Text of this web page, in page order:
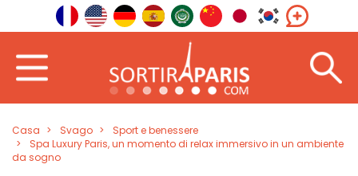
Casa Svago
Sport e benessere
Spa Luxury Paris, un momento di relax immersivo in un ambiente
da sogno